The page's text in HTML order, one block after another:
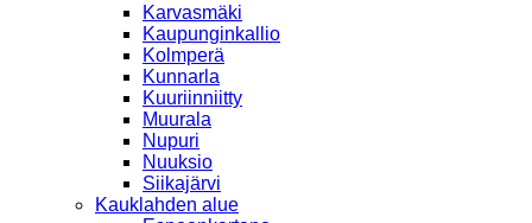
Karvasmäki
Kaupunginkallio
Kolmperä
Kunnarla
Kuuriinniitty
Muurala
Nupuri
Nuuksio
Siikajärvi
Kauklahden alue